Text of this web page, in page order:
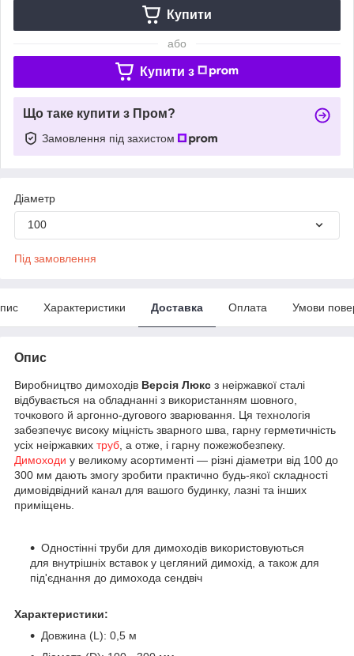
Купити
або
Купити з
Що таке купити з Пром?
Замовлення під захистом
Діаметр
100
Під замовлення
Характеристики Доставка Оплата Умови
Опис
Виробництво димоходів Версія Люкс з неіржавкої сталі
відбувається на обладнанні з використанням шовного,
точкового й аргонно-дугового зварювання. Ця технологія
забезпечує високу міцність зварного шва, гарну герметичність
усіх неіржавких труб , а отже, і гарну пожежобезпеку.
Димоходи у великому асортименті — різні діаметри від 100 до
300 мм дають змогу зробити практично будь-якої складності
димовідвідний канал для вашого будинку, лазні та інших
приміщень.
Одностінні труби для димоходів використовуються
для внутрішніх вставок у цегляний димохід, а також для
під'єднання до димохода сендвіч
Характеристики:
Довжина (L): 0,5 м